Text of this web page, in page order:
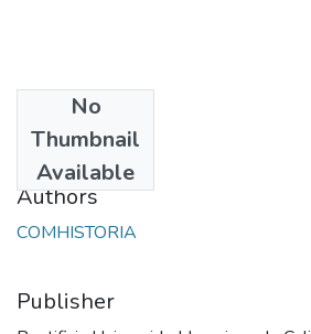
No
Thumbnail
Available
1983
Authors
COMHISTORIA
Publisher